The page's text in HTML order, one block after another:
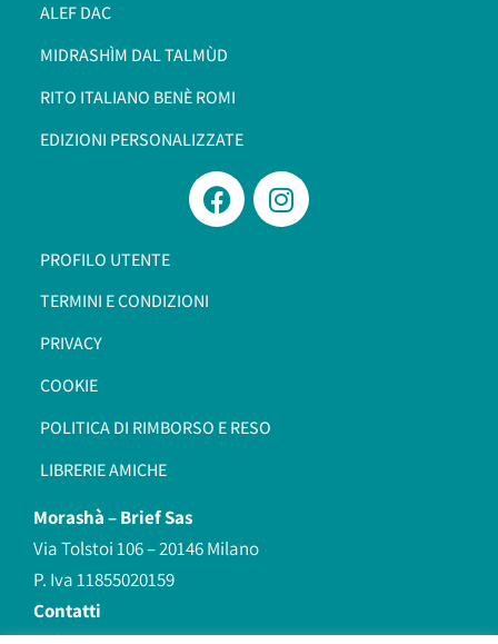
ALEF DAC
MIDRASHÌM DAL TALMÙD
RITO ITALIANO BENÈ ROMI​
EDIZIONI PERSONALIZZATE
PROFILO UTENTE
TERMINI E CONDIZIONI
PRIVACY
COOKIE
POLITICA DI RIMBORSO E RESO
LIBRERIE AMICHE
Morashà –Brief Sas
Via Tolstoi 106 – 20146 Milano
P. Iva 11855020159
Contatti